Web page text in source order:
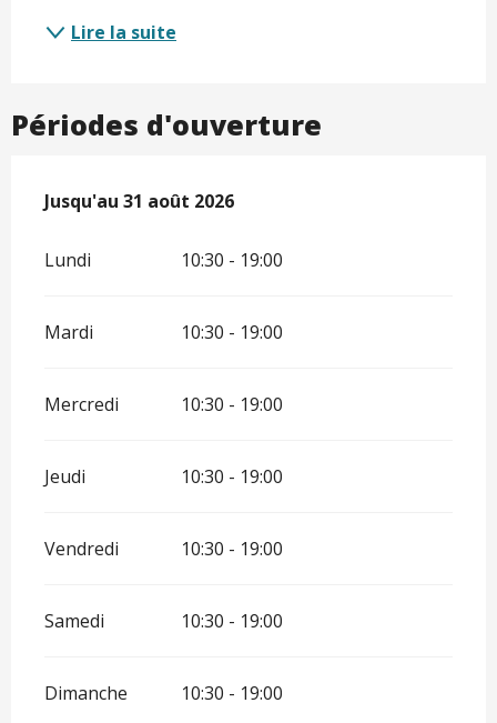
Lire la suite
Périodes d'ouverture
Du1 juillet 2026 au31 août 2026
Jusqu'au 31 août 2026
Lundi 10:30 - 19:00
Mardi 10:30 - 19:00
Mercredi 10:30 - 19:00
Jeudi 10:30 - 19:00
Vendredi 10:30 - 19:00
Samedi 10:30 - 19:00
Dimanche 10:30 - 19:00